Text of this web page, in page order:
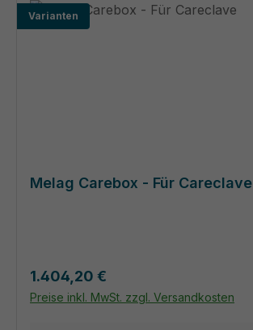
Varianten
Melag Carebox - Für Careclave
Regulärer Preis:
1.404,20 €
Preise inkl. MwSt. zzgl. Versandkosten